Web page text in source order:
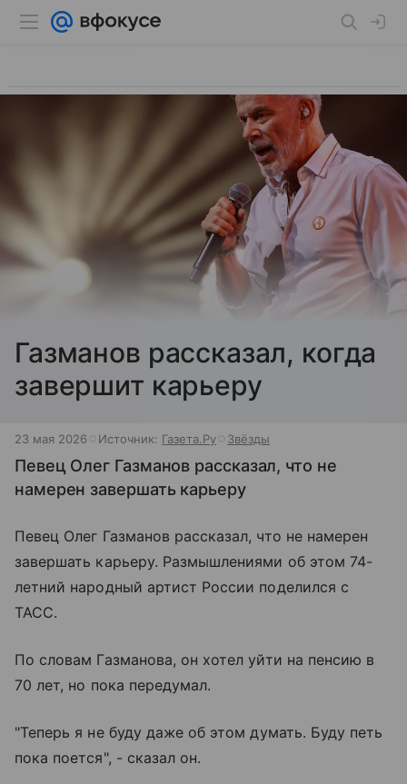
Газманов рассказал, когда
завершит карьеру
23 мая 2026 Источник: Газета.Ру Звёзды
Певец Олег Газманов рассказал, что не
намерен завершать карьеру
Певец Олег Газманов рассказал, что не намерен
завершать карьеру. Размышлениями об этом 74-
летний народный артист России поделился с
ТАСС.
По словам Газманова, он хотел уйти на пенсию в
70 лет, но пока передумал.
"Теперь я не буду даже об этом думать. Буду петь
пока поется", - сказал он.